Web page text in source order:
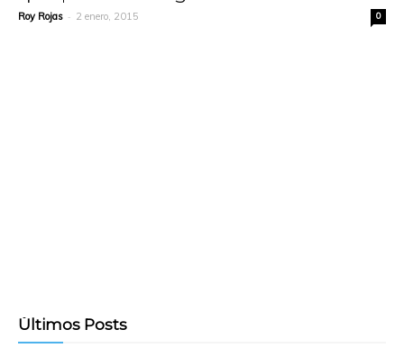
Roy Rojas - 2 enero, 2015 0
Últimos Posts